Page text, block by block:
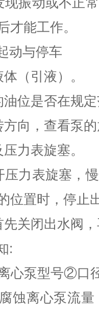
才能工作。
动与停车
（引液）。
位是否在规
向，查看泵
力表旋塞。
压力表旋塞，
位置时，停止
关闭出水阀
:
心泵型号②口
蚀离心泵流